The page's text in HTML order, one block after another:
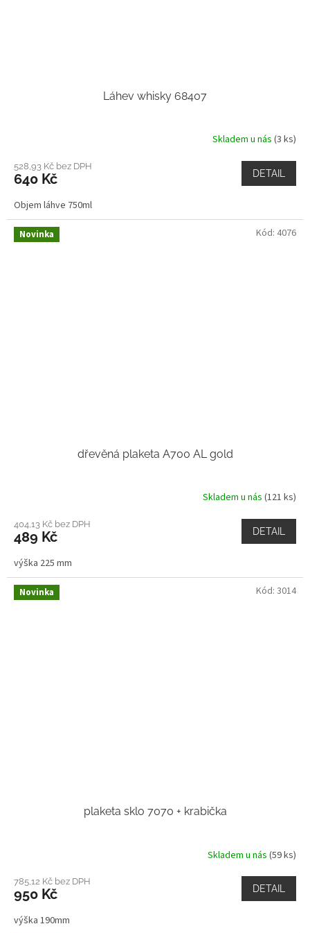
Láhev whisky 68407
Skladem u nás (3 ks)
528,93 Kč bez DPH
640 Kč DETAIL
Objem láhve 750ml
Novinka
dřevěná plaketa A700 AL gold
Skladem u nás (121 ks)
404,13 Kč bez DPH
489 Kč DETAIL
výška 225 mm
Kód: 4076
Novinka
plaketa sklo 7070 + krabička
Skladem u nás (59 ks)
785,12 Kč bez DPH
950 Kč DETAIL
výška 190mm
Kód: 3014